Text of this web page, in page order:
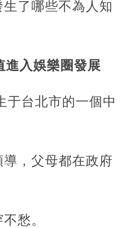
了哪些不為人知
進入娛樂圈發展
于台北市的一個中
，父母都在政府
愁。